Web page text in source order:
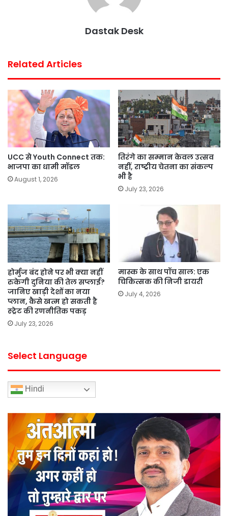
Dastak Desk
Related Articles
UCC से Youth Connect तक:
भाजपा का धामी मॉडल
August 1, 2026
तिरंगे का सम्मान केवल उत्सव
नहीं, राष्ट्रीय चेतना का संकल्प
भी है
July 23, 2026
होर्मुज बंद होने पर भी क्या नहीं
रुकेगी दुनिया की तेल सप्लाई?
जानिए खाड़ी देशों का नया
प्लान, कैसे खत्म हो सकती है
स्ट्रेट की रणनीतिक पकड़
July 23, 2026
मास्क के साथ पॉच साल: एक
चिकित्सक की निजी डायरी
July 4, 2026
Select Language
Hindi